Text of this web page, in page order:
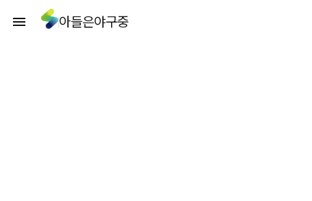
아들은야구중